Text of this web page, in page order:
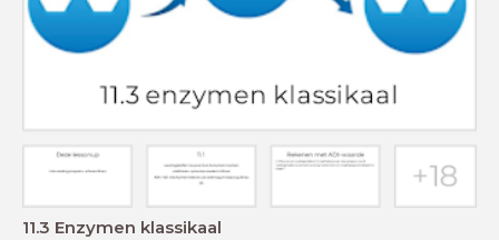
11.3 Enzymen klassikaal